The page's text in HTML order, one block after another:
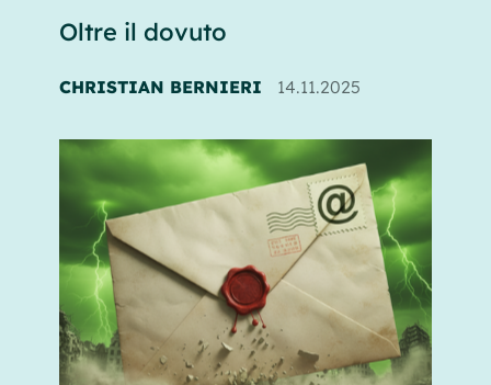
Oltre il dovuto
CHRISTIAN BERNIERI 14.11.2025